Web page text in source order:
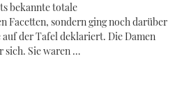
bekannte totale
Facetten, sondern ging noch darüber
der Tafel deklariert. Die Damen
sich. Sie waren …